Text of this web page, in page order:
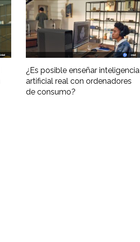
¿Es posible enseñar inteligencia
artificial real con ordenadores
de consumo?